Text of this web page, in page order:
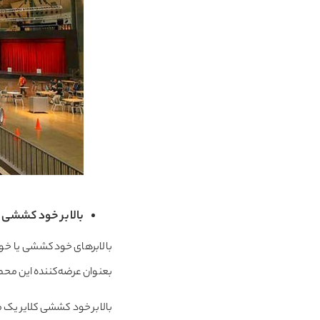
بالابر خود کششی
بالابرهای خودکششی یا
بعنوان عرضه‌کننده این
بالابر خود کششی کلایر